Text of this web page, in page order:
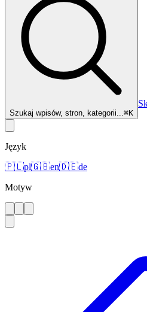
Szukaj wpisów, stron, kategorii...⌘K
Język
🇵🇱pl🇬🇧en🇩🇪de
Motyw